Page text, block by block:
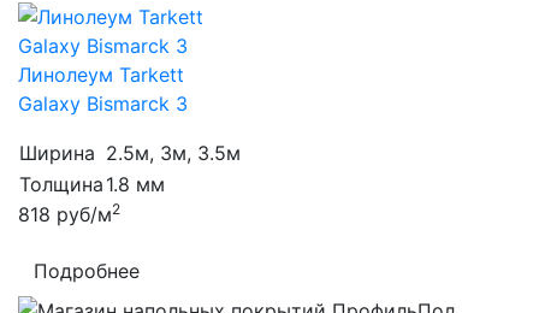
Линолеум Tarkett
Galaxy Bismarck 3
Ширина 2.5м, 3м, 3.5м
Толщина 1.8 мм
818 руб/м2
Подробнее